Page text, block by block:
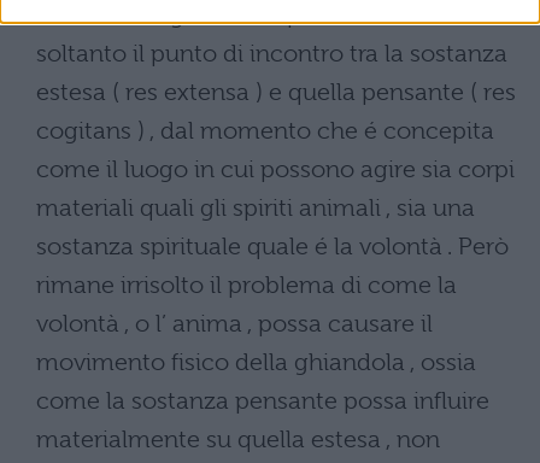
rinviarlo : la ghiandola pineale indica infatti
soltanto il punto di incontro tra la sostanza
estesa ( res extensa ) e quella pensante ( res
cogitans ) , dal momento che é concepita
come il luogo in cui possono agire sia corpi
materiali quali gli spiriti animali , sia una
sostanza spirituale quale é la volontà . Però
rimane irrisolto il problema di come la
volontà , o l’ anima , possa causare il
movimento fisico della ghiandola , ossia
come la sostanza pensante possa influire
materialmente su quella estesa , non